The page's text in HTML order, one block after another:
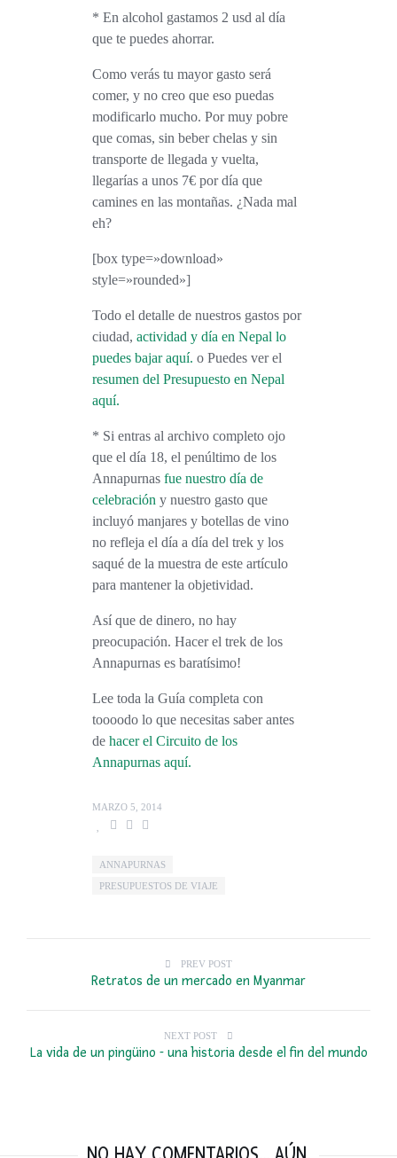
* En alcohol gastamos 2 usd al día
que te puedes ahorrar.
Como verás tu mayor gasto será
comer, y no creo que eso puedas
modificarlo mucho. Por muy pobre
que comas, sin beber chelas y sin
transporte de llegada y vuelta,
llegarías a unos 7€ por día que
camines en las montañas. ¿Nada mal
eh?
[box type=»download»
style=»rounded»]
Todo el detalle de nuestros gastos por
ciudad, actividad y día en Nepal lo
puedes bajar aquí. o Puedes ver el
resumen del Presupuesto en Nepal
aquí.
* Si entras al archivo completo ojo
que el día 18, el penúltimo de los
Annapurnas fue nuestro día de
celebración y nuestro gasto que
incluyó manjares y botellas de vino
no refleja el día a día del trek y los
saqué de la muestra de este artículo
para mantener la objetividad.
Así que de dinero, no hay
preocupación. Hacer el trek de los
Annapurnas es baratísimo!
Lee toda la Guía completa con
toooodo lo que necesitas saber antes
de hacer el Circuito de los
Annapurnas aquí.
MARZO 5, 2014
ANNAPURNAS
PRESUPUESTOS DE VIAJE
PREV POST
Retratos de un mercado en Myanmar
NEXT POST
La vida de un pingüino - una historia desde el fin del mundo